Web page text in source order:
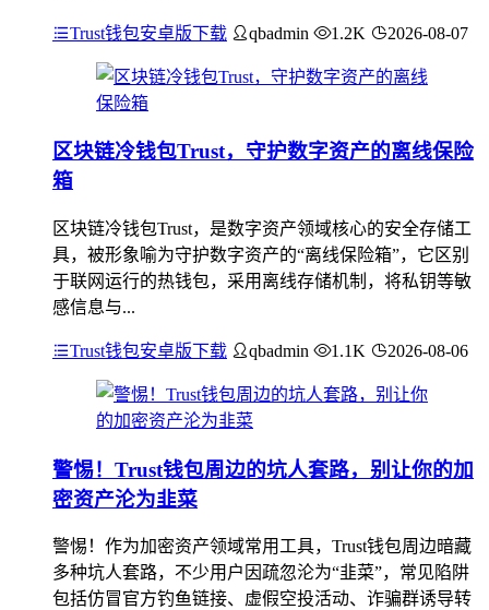
Trust钱包安卓版下载 qbadmin 1.2K 2026-08-07
区块链冷钱包Trust，守护数字资产的离线保险
箱
区块链冷钱包Trust，是数字资产领域核心的安全存储工
具，被形象喻为守护数字资产的“离线保险箱”，它区别
于联网运行的热钱包，采用离线存储机制，将私钥等敏
感信息与...
Trust钱包安卓版下载 qbadmin 1.1K 2026-08-06
警惕！Trust钱包周边的坑人套路，别让你的加
密资产沦为韭菜
警惕！作为加密资产领域常用工具，Trust钱包周边暗藏
多种坑人套路，不少用户因疏忽沦为“韭菜”，常见陷阱
包括仿冒官方钓鱼链接、虚假空投活动、诈骗群诱导转